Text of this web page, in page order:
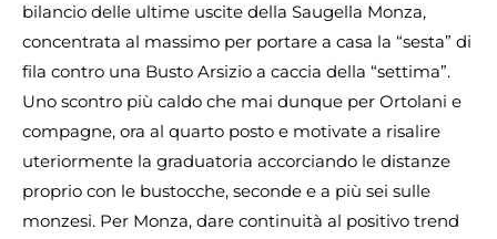
bilancio delle ultime uscite della Saugella Monza,
concentrata al massimo per portare a casa la “sesta” di
fila contro una Busto Arsizio a caccia della “settima”.
Uno scontro più caldo che mai dunque per Ortolani e
compagne, ora al quarto posto e motivate a risalire
uteriormente la graduatoria accorciando le distanze
proprio con le bustocche, seconde e a più sei sulle
monzesi. Per Monza, dare continuità al positivo trend